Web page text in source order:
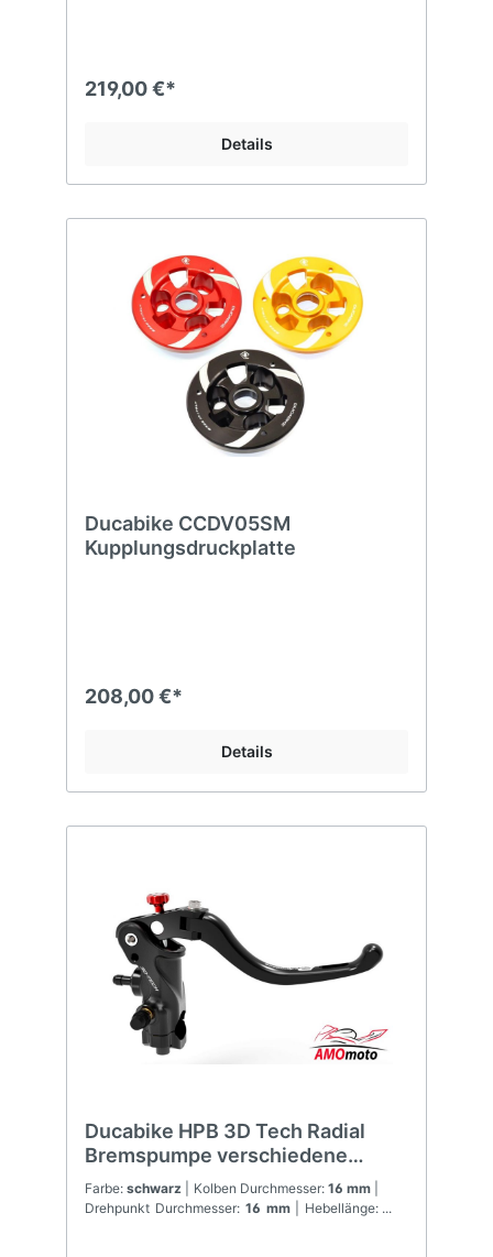
219,00 €*
Details
Ducabike CCDV05SM
Kupplungsdruckplatte
208,00 €*
Details
Ducabike HPB 3D Tech Radial
Bremspumpe verschiedene
Größen
Farbe:schwarz | Kolben Durchmesser: 16 mm
Drehpunkt Durchmesser: 16 mm
| Hebellänge: